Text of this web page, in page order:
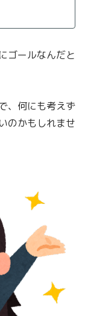
ゴールなんだと
、何にも考えず
のかもしれませ